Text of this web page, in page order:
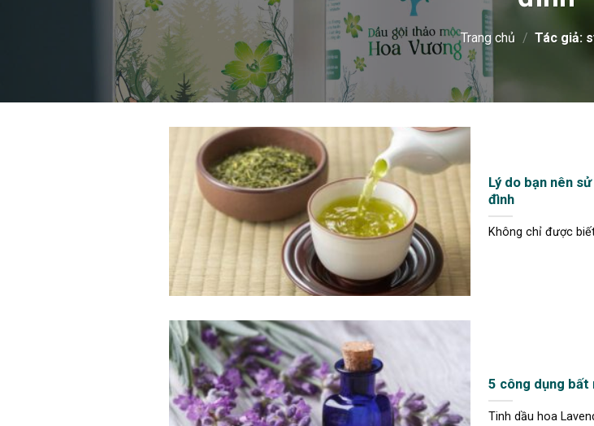
Trang chủ / Tác giả:
Lý do bạn nên
đình
Không chỉ được
5 công dụng bất
Tinh dầu hoa